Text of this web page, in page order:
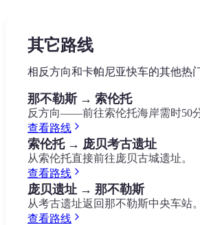
Spaccanapoli
其它路线
相反方向和卡帕尼亚快车的其他热
那不勒斯 → 索伦托
反方向——前往索伦托海岸需时50分
查看路线
索伦托 → 庞贝考古遗址
从索伦托直接前往庞贝古城遗址。
查看路线
庞贝遗址 → 那不勒斯
从考古遗址返回那不勒斯中央车站。
查看路线